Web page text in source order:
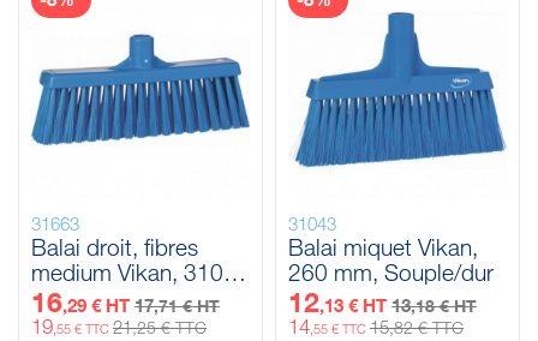
31663
Balai droit, fibres
medium Vikan, 310
mm, Medium
16,29 € HT 17,71 € HT
19,55 € TTC 21,25 € TTC
31043
Balai miquet Vikan,
260 mm, Souple/dur
12,13 € HT 13,18 € HT
14,55 € TTC 15,82 € TTC